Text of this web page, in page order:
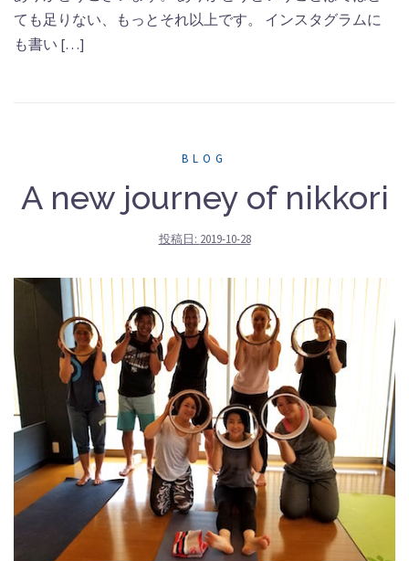
ても足りない、もっとそれ以上です。 インスタグラムに
も書い […]
BLOG
A new journey of nikkori
投稿日: 2019-10-28